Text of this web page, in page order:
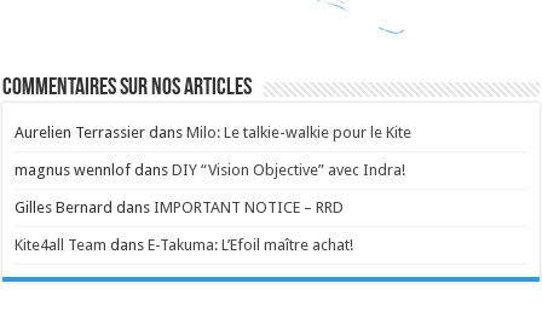
Commentaires sur nos articles
Aurelien Terrassier dansMilo: Le talkie-walkie pour le Kite
magnus wennlof dansDIY “Vision Objective” avec Indra!
Gilles Bernard dansIMPORTANT NOTICE – RRD
Kite4all Team dansE-Takuma: L’Efoil maître achat!